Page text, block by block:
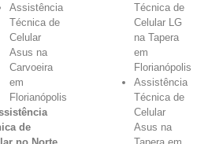
Assistência
Técnica de
Celular
Asus na
Carvoeira
em
Florianópolis
de
Técnica de
Celular LG
na Tapera
em
Florianópolis
Assistência
Técnica de
Celular
Asus na